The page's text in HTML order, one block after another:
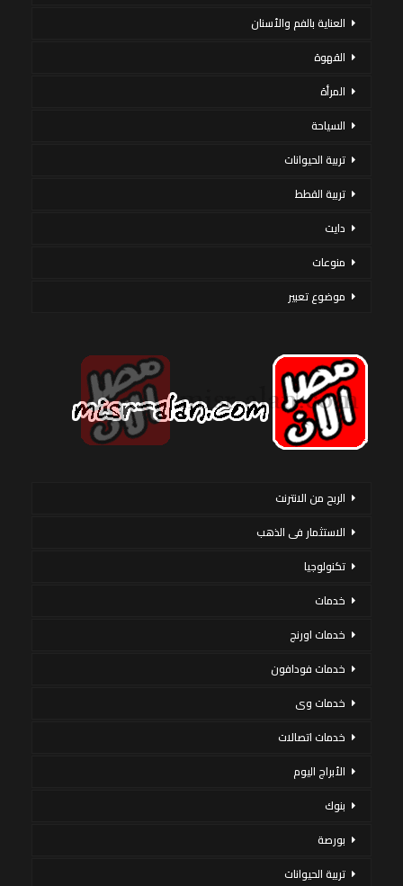
العناية بالفم والأسنان
القهوة
المرأة
السياحة
تربية الحيوانات
تربية القطط
دايت
منوعات
موضوع تعبير
الربح من الانترنت
الاستثمار فى الذهب
تكنولوجيا
خدمات
خدمات اورنج
خدمات فودافون
خدمات وى
خدمات اتصالات
الأبراج اليوم
بنوك
بورصة
تربية الحيوانات